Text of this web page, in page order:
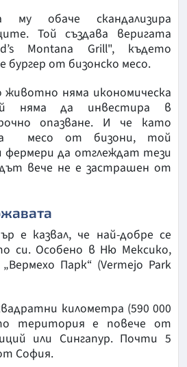
му обаче скандализира
Той създава веригата
Montana Grill", където
от бизонско месо.
животно няма икономическа
няма да инвестира в
опазване. И че като
за месо от бизони, той
фермери да отглеждат тези
вече не е застрашен от
е казвал, че най-добре се
си. Особено в Ню Мексико,
Парк“ (Vermejo Park
километра (590 000
територия е повече от
или Сингапур. Почти 5
София.